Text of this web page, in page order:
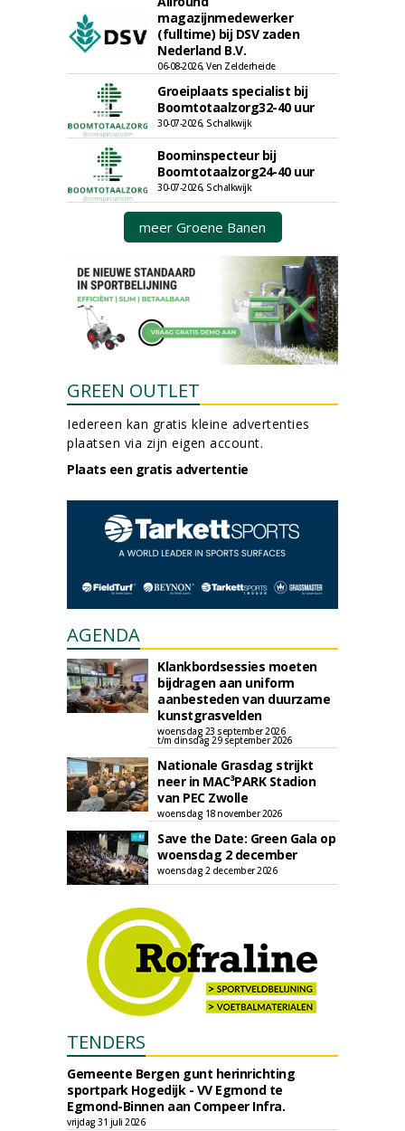
magazijnmedewerker
(fulltime) bij DSV zaden
Nederland B.V.
06-08-2026, Ven Zelderheide
Groeiplaats specialist bij
Boomtotaalzorg32-40 uur
30-07-2026, Schalkwijk
Boominspecteur bij
Boomtotaalzorg24-40 uur
30-07-2026, Schalkwijk
meer Groene Banen
GREEN OUTLET
Iedereen kan gratis kleine advertenties
plaatsen via zijn eigen account.
Plaats een gratis advertentie
AGENDA
Klankbordsessies moeten
bijdragen aan uniform
aanbesteden van duurzame
kunstgrasvelden
woensdag 23 september 2026
t/m dinsdag 29 september 2026
Nationale Grasdag strijkt
neer in MAC³PARK Stadion
van PEC Zwolle
woensdag 18 november 2026
Save the Date: Green Gala op
woensdag 2 december
woensdag 2 december 2026
TENDERS
Gemeente Bergen gunt herinrichting
sportpark Hogedijk - VV Egmond te
Egmond-Binnen aan Compeer Infra.
vrijdag 31 juli 2026